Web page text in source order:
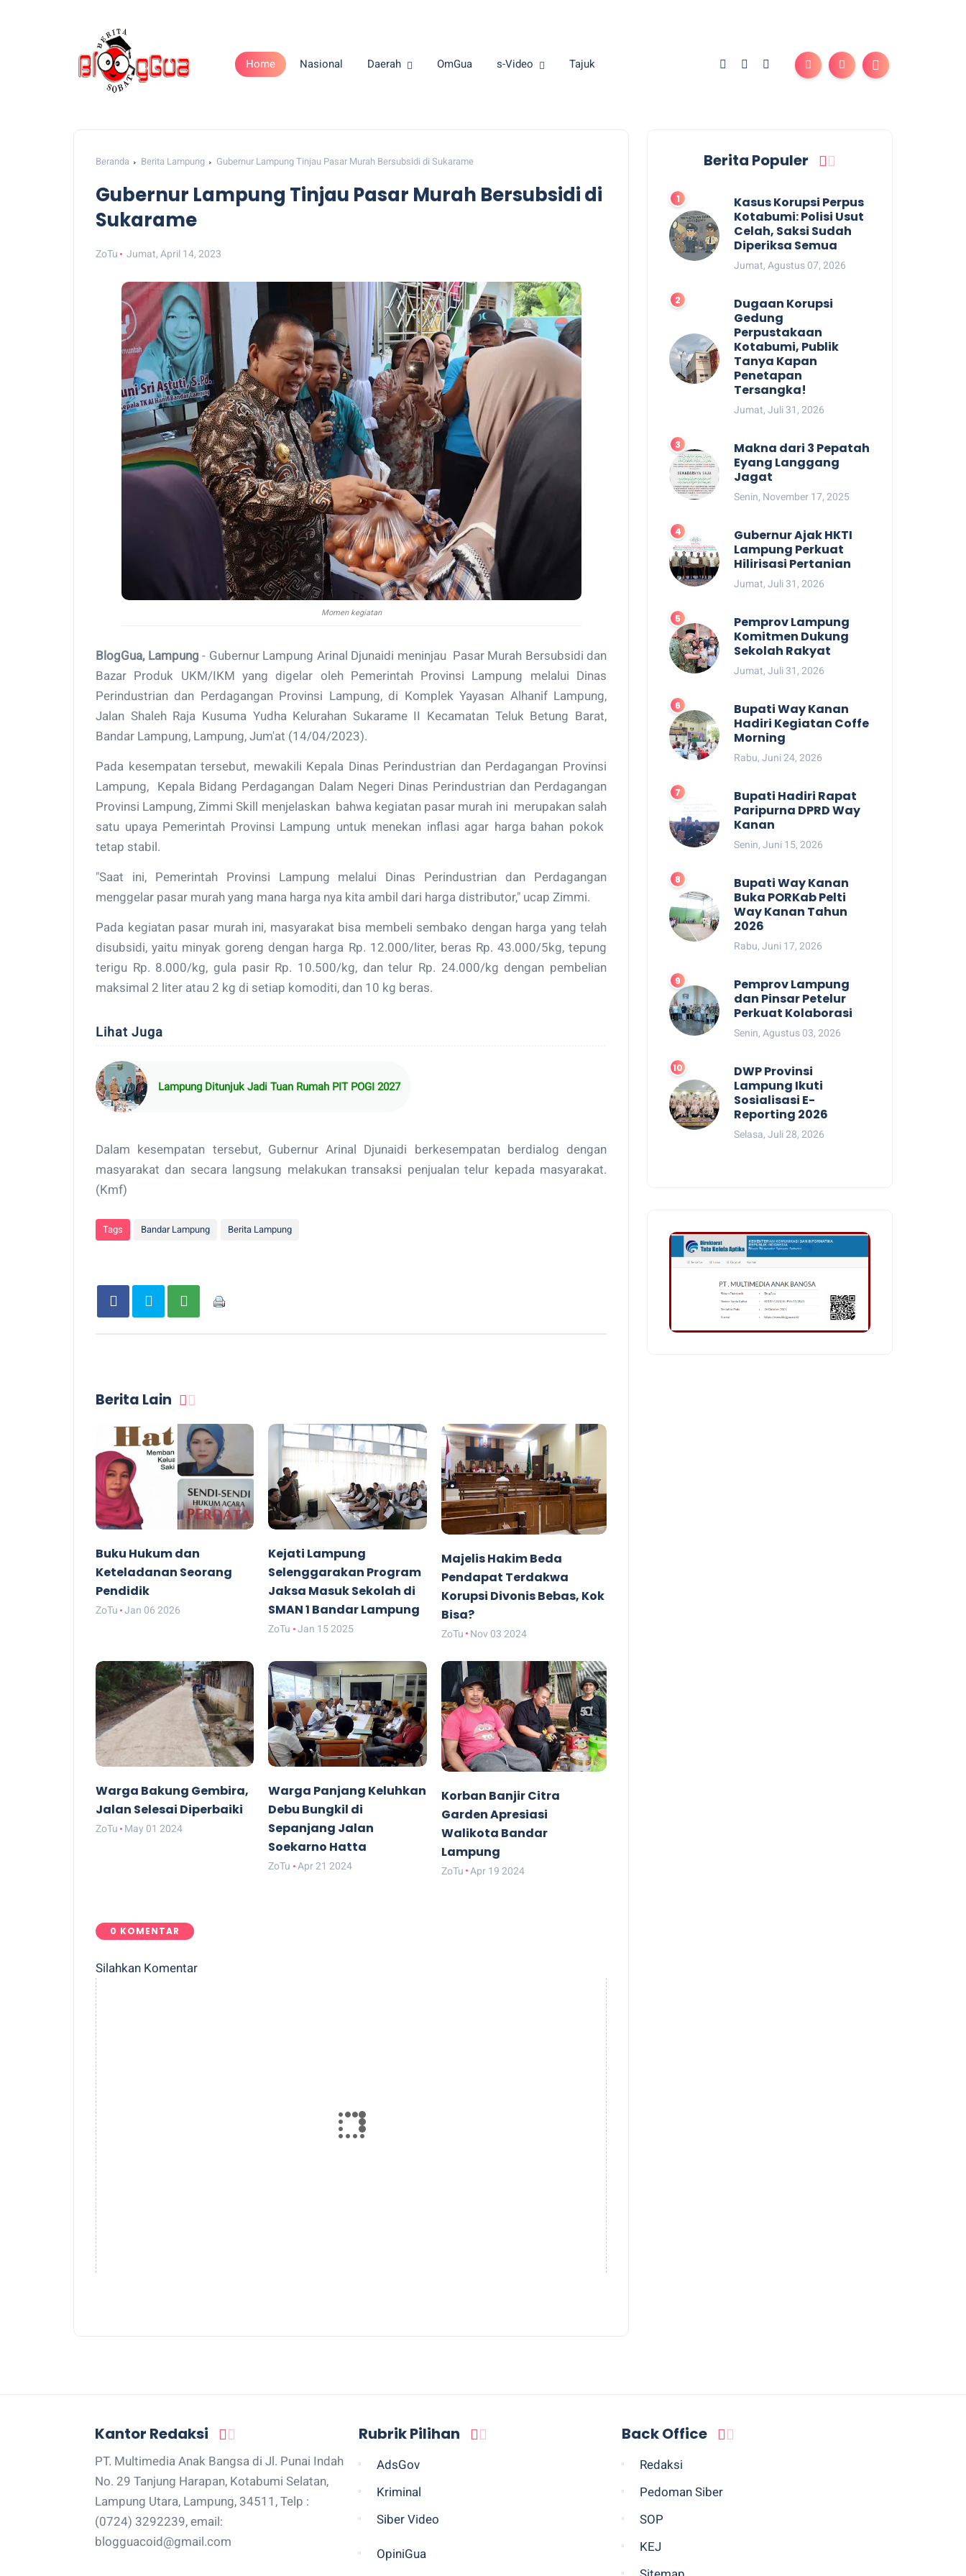
Home Nasional Daerah OmGua s-Video Tajuk
Beranda Berita Lampung Gubernur Lampung Tinjau Pasar Murah Bersubsidi di Sukarame
Gubernur Lampung Tinjau Pasar Murah Bersubsidi di
Sukarame
ZoTu Jumat, April 14, 2023
Momen kegiatan
BlogGua, Lampung - Gubernur Lampung Arinal Djunaidi meninjau Pasar Murah Bersubsidi dan
Bazar Produk UKM/IKM yang digelar oleh Pemerintah Provinsi Lampung melalui Dinas
Perindustrian dan Perdagangan Provinsi Lampung, di Komplek Yayasan Alhanif Lampung,
Jalan Shaleh Raja Kusuma Yudha Kelurahan Sukarame II Kecamatan Teluk Betung Barat,
Bandar Lampung, Lampung, Jum'at (14/04/2023).
Pada kesempatan tersebut, mewakili Kepala Dinas Perindustrian dan Perdagangan Provinsi
Lampung, Kepala Bidang Perdagangan Dalam Negeri Dinas Perindustrian dan Perdagangan
Provinsi Lampung, Zimmi Skill menjelaskan bahwa kegiatan pasar murah ini merupakan salah
satu upaya Pemerintah Provinsi Lampung untuk menekan inflasi agar harga bahan pokok
tetap stabil.
"Saat ini, Pemerintah Provinsi Lampung melalui Dinas Perindustrian dan Perdagangan
menggelar pasar murah yang mana harga nya kita ambil dari harga distributor," ucap Zimmi.
Pada kegiatan pasar murah ini, masyarakat bisa membeli sembako dengan harga yang telah
disubsidi, yaitu minyak goreng dengan harga Rp. 12.000/liter, beras Rp. 43.000/5kg, tepung
terigu Rp. 8.000/kg, gula pasir Rp. 10.500/kg, dan telur Rp. 24.000/kg dengan pembelian
maksimal 2 liter atau 2 kg di setiap komoditi, dan 10 kg beras.
Lihat Juga
Lampung Ditunjuk Jadi Tuan Rumah PIT POGI 2027
Dalam kesempatan tersebut, Gubernur Arinal Djunaidi berkesempatan berdialog dengan
masyarakat dan secara langsung melakukan transaksi penjualan telur kepada masyarakat.
(Kmf)
Tags Bandar Lampung Berita Lampung
Berita Lain
Buku Hukum dan
Keteladanan Seorang
Pendidik
ZoTu Jan 06 2026
Kejati Lampung
Selenggarakan Program
Jaksa Masuk Sekolah di
SMAN 1 Bandar Lampung
ZoTu Jan 15 2025
Majelis Hakim Beda
Pendapat Terdakwa
Korupsi Divonis Bebas, Kok
Bisa?
ZoTu Nov 03 2024
Warga Bakung Gembira,
Jalan Selesai Diperbaiki
ZoTu May 01 2024
Warga Panjang Keluhkan
Debu Bungkil di
Sepanjang Jalan
Soekarno Hatta
ZoTu Apr 21 2024
Korban Banjir Citra
Garden Apresiasi
Walikota Bandar
Lampung
ZoTu Apr 19 2024
0 KOMENTAR
Silahkan Komentar
Berita Populer
Kasus Korupsi Perpus
Kotabumi: Polisi Usut
Celah, Saksi Sudah
Diperiksa Semua
Jumat, Agustus 07, 2026
Dugaan Korupsi
Gedung
Perpustakaan
Kotabumi, Publik
Tanya Kapan
Penetapan
Tersangka!
Jumat, Juli 31, 2026
Makna dari 3 Pepatah
Eyang Langgang
Jagat
Senin, November 17, 2025
Gubernur Ajak HKTI
Lampung Perkuat
Hilirisasi Pertanian
Jumat, Juli 31, 2026
Pemprov Lampung
Komitmen Dukung
Sekolah Rakyat
Jumat, Juli 31, 2026
Bupati Way Kanan
Hadiri Kegiatan Coffe
Morning
Rabu, Juni 24, 2026
Bupati Hadiri Rapat
Paripurna DPRD Way
Kanan
Senin, Juni 15, 2026
Bupati Way Kanan
Buka PORKab Pelti
Way Kanan Tahun
2026
Rabu, Juni 17, 2026
Pemprov Lampung
dan Pinsar Petelur
Perkuat Kolaborasi
Senin, Agustus 03, 2026
DWP Provinsi
Lampung Ikuti
Sosialisasi E-
Reporting 2026
Selasa, Juli 28, 2026
Kantor Redaksi
PT. Multimedia Anak Bangsa di Jl. Punai Indah
No. 29 Tanjung Harapan, Kotabumi Selatan,
Lampung Utara, Lampung, 34511, Telp :
(0724) 3292239, email:
blogguacoid@gmail.com
Rubrik Pilihan
AdsGov
Kriminal
Siber Video
OpiniGua
Back Office
Redaksi
Pedoman Siber
SOP
KEJ